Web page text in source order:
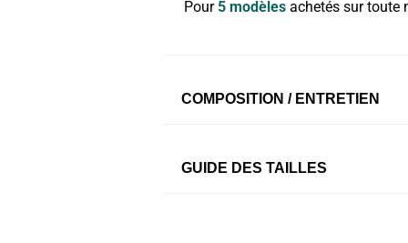
Pour 5 modèlesachetés sur toute
COMPOSITION / ENTRETIEN
Doublure drainante :
muqueuses. Zéro sensation
GUIDE DES TAILLES